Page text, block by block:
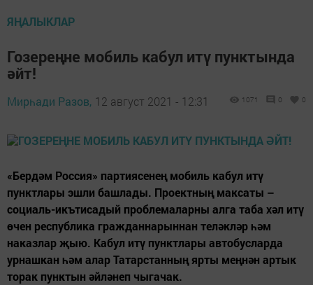
ЯҢАЛЫКЛАР
Гозереңне мобиль кабул итү пунктында
әйт!
Мирһади Разов, 12 август 2021 - 12:31 1071 0 0
«Бердәм Россия» партиясенең мобиль кабул итү
пунктлары эшли башлады. Проектның максаты –
социаль-икътисадый проблемаларны алга таба хәл итү
өчен республика гражданнарыннан теләкләр һәм
наказлар җыю. Кабул итү пунктлары автобусларда
урнашкан һәм алар Татарстанның ярты меңнән артык
торак пунктын әйләнеп чыгачак.